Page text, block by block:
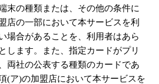
末の種類または、その他の条件に
店の一部において本サービスを利
場合があることを、利用者はあら
します。また、指定カードがプリ
両社の公表する種類のカードであ
(ア)の加盟店において本サービスを